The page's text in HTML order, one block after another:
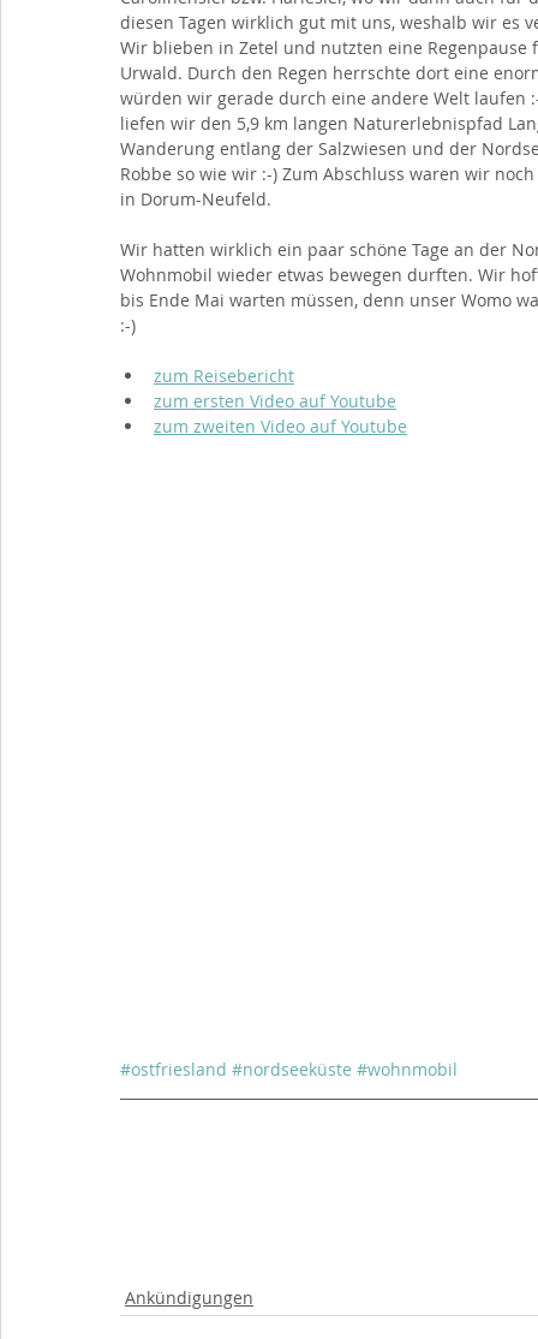
diesen Tagen wirklich gut mit uns, weshalb wir es
Wir blieben in Zetel und nutzten eine
Urwald. Durch den Regen herrschte dort eine
würden wir gerade durch eine andere Welt laufen
liefen wir den 5,9 km langen Naturerlebnispfad
Wanderung entlang der Salzwiesen und der
Robbe so wie wir :-) Zum Abschluss waren wir
in Dorum-Neufeld.
Wir hatten wirklich ein paar schöne Tage an der
Wohnmobil wieder etwas bewegen durften. Wir
bis Ende Mai warten müssen, denn unser Womo
:-)
zum Reisebericht
zum ersten Video auf Youtube
zum zweiten Video auf Youtube
#ostfriesland #nordseeküste #wohnmobil
Ankündigungen